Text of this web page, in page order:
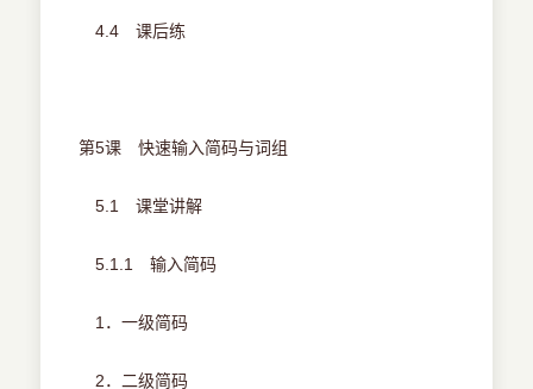
4.4 课后练
第5课 快速输入简码与词组
5.1 课堂讲解
5.1.1 输入简码
1．一级简码
2．二级简码